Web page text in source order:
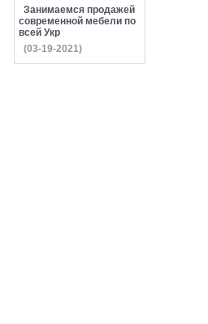
Занимаемся продажей
современной мебели по
всей Укр
(03-19-2021)